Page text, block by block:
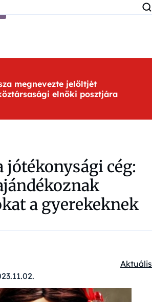
megnevezte jelöltjét
elnöki posztjára
jótékonysági cég:
a gyerekeknek
Aktuális